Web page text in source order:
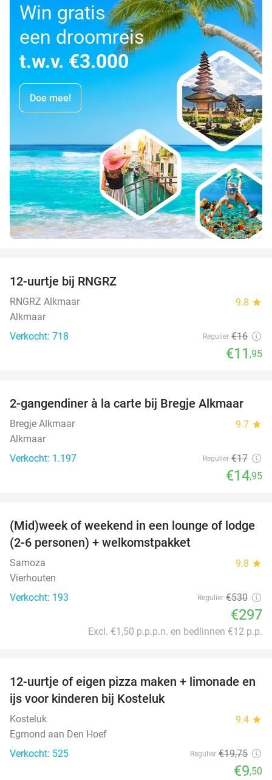
Win gratis
een droomreis
t.w.v. €3.000
Doe mee!
12-uurtje bij RNGRZ
RNGRZ Alkmaar 9.8 star
Alkmaar
Verkocht: 718
Regulier €16
€11 ,95
12%
2-gangendiner à la carte bij Bregje Alkmaar
Bregje Alkmaar 9.7 star
Alkmaar
Verkocht: 1.197
Regulier €17
€14,95
44%
(Mid)week of weekend in een lounge of lodge
(2-6 personen) + welkomstpakket
Samoza 9.8 star
Vierhouten
Verkocht: 193
Regulier €530
€297
Excl. €1,50 p.p.p.n. en bedlinnen €12 p.p.
52%
12-uurtje of eigen pizza maken + limonade en
ijs voor kinderen bij Kosteluk
Kosteluk 9.4 star
Egmond aan Den Hoef
Verkocht: 525
Regulier €19,75
€9,50